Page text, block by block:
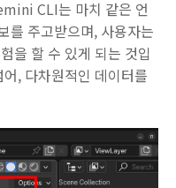
CLI는 마치 같은 언
를 주고받으며, 사용자는
을 할 수 있게 되는 것입
, 다차원적인 데이터를